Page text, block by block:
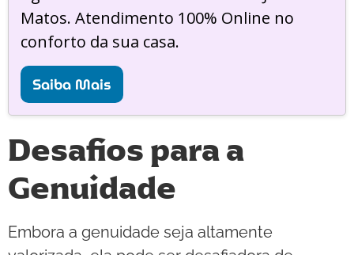
Matos. Atendimento 100% Online no
conforto da sua casa.
Saiba Mais
Desafios para a
Genuidade
Embora a genuidade seja altamente